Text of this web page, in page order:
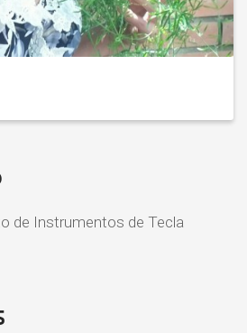
de Instrumentos de Tecla